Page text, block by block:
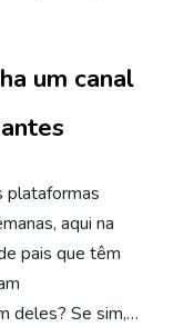
um canal
plataformas
aqui na
pais que têm
deles? Se sim,…